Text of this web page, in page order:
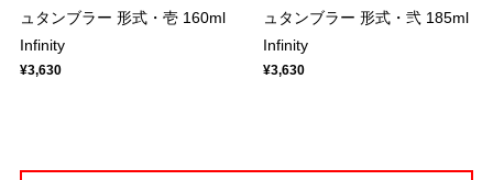
ュタンブラー 形式・壱 160ml
Infinity
¥3,630
ュタンブラー 形式・弐 185ml
Infinity
¥3,630